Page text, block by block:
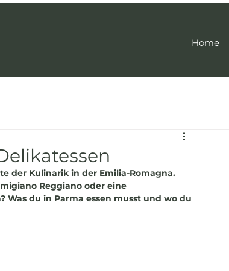
Home
der Kulinarik in der Emilia-Romagna.
Reggiano oder eine
du in Parma essen musst und wo du